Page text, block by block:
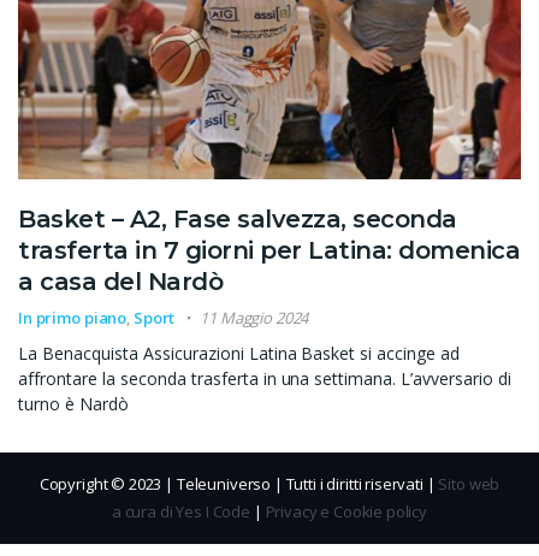
Basket – A2, Fase salvezza, seconda
trasferta in 7 giorni per Latina: domenica
a casa del Nardò
In primo piano, Sport 11 Maggio 2024
La Benacquista Assicurazioni Latina Basket si accinge ad
affrontare la seconda trasferta in una settimana. L’avversario di
turno è Nardò
Copyright © 2023 | Teleuniverso | Tutti i diritti riservati | Sito web
a cura di Yes I Code | Privacy e Cookie policy